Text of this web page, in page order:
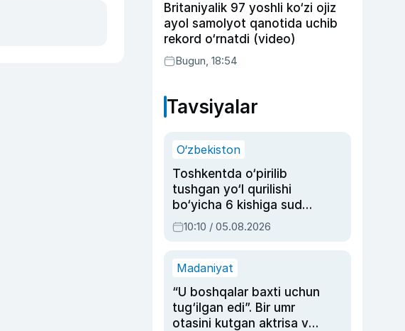
Britaniyalik 97 yoshli ko‘zi ojiz
ayol samolyot qanotida uchib
rekord o‘rnatdi (video)
Bugun, 18:54
Tavsiyalar
O‘zbekiston
Toshkentda o‘pirilib
tushgan yo‘l qurilishi
bo‘yicha 6 kishiga sud
hukmi o‘qildi
10:10 / 05.08.2026
Madaniyat
“U boshqalar baxti uchun
tug‘ilgan edi”. Bir umr
otasini kutgan aktrisa va